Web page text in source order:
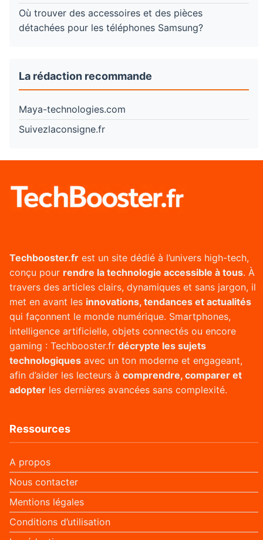
Où trouver des accessoires et des pièces
détachées pour les téléphones Samsung?
La rédaction recommande
Maya-technologies.com
Suivezlaconsigne.fr
Techbooster.fr est un site dédié à l’univers high-tech,
conçu pour rendre la technologie accessible à tous. À
travers des articles clairs, dynamiques et sans jargon, il
met en avant les innovations, tendances et actualités
qui façonnent le monde numérique. Smartphones,
intelligence artificielle, objets connectés ou encore
gaming : Techbooster.fr décrypte les sujets
technologiques avec un ton moderne et engageant,
afin d’aider les lecteurs à comprendre, comparer et
adopter les dernières avancées sans complexité.
Ressources
A propos
Nous contacter
Mentions légales
Conditions d’utilisation